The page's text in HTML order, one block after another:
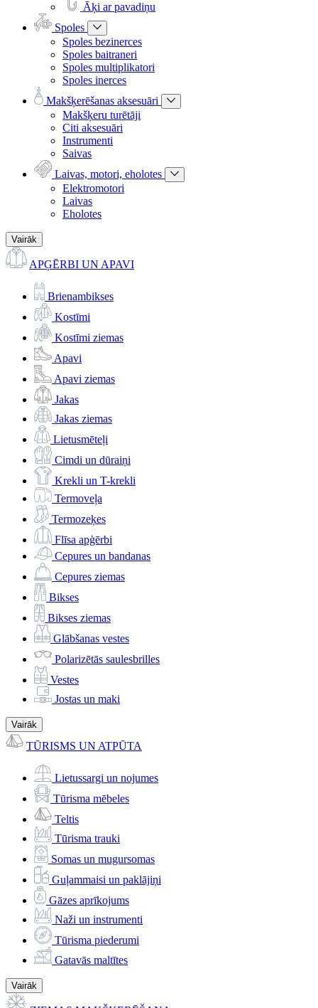
Āķi ar pavadiņu
Spoles
Spoles bezinerces
Spoles baitraneri
Spoles multiplikatori
Spoles inerces
Makšķerēšanas aksesuāri
Makšķeru turētāji
Citi aksesuāri
Instrumenti
Saivas
Laivas, motori, eholotes
Elektromotori
Laivas
Eholotes
Vairāk
APĢĒRBI UN APAVI
Brienambikses
Kostīmi
Kostīmi ziemas
Apavi
Apavi ziemas
Jakas
Jakas ziemas
Lietusmēteļi
Cimdi un dūraiņi
Krekli un T-krekli
Termoveļa
Termozeķes
Flīsa apģērbi
Cepures un bandanas
Cepures ziemas
Bikses
Bikses ziemas
Glābšanas vestes
Polarizētās saulesbrilles
Vestes
Jostas un maki
Vairāk
TŪRISMS UN ATPŪTA
Lietussargi un nojumes
Tūrisma mēbeles
Teltis
Tūrisma trauki
Somas un mugursomas
Guļammaisi un paklājiņi
Gāzes aprīkojums
Naži un instrumenti
Tūrisma piederumi
Gatavās maltītes
Vairāk